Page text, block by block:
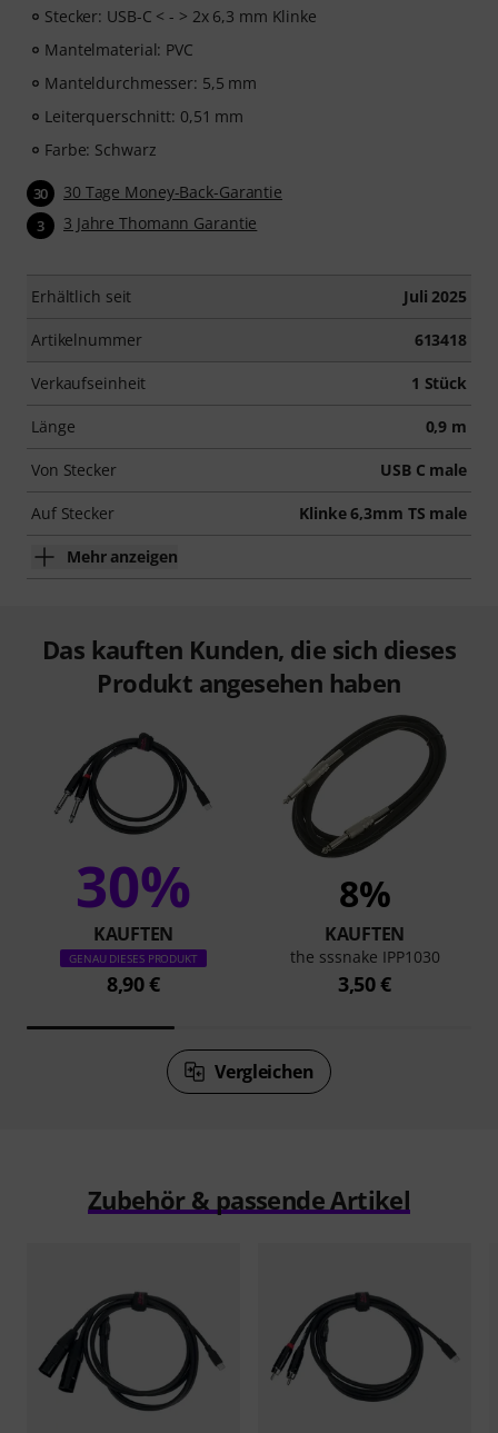
Stecker: USB-C < - > 2x 6,3 mm Klinke
Mantelmaterial: PVC
Manteldurchmesser: 5,5 mm
Leiterquerschnitt: 0,51 mm
Farbe: Schwarz
30 30 Tage Money-Back-Garantie
3 3 Jahre Thomann Garantie
Erhältlich seit Juli 2025
Artikelnummer 613418
Verkaufseinheit 1 Stück
Länge 0,9 m
Von Stecker USB C male
Auf Stecker Klinke 6,3mm TS male
Mehr anzeigen
Das kauften Kunden, die sich dieses
Produkt angesehen haben
30%
KAUFTEN
GENAU DIESES PRODUKT
8,90 €
8%
KAUFTEN
the sssnake IPP1030
3,50 €
Vergleichen
Zubehör & passende Artikel